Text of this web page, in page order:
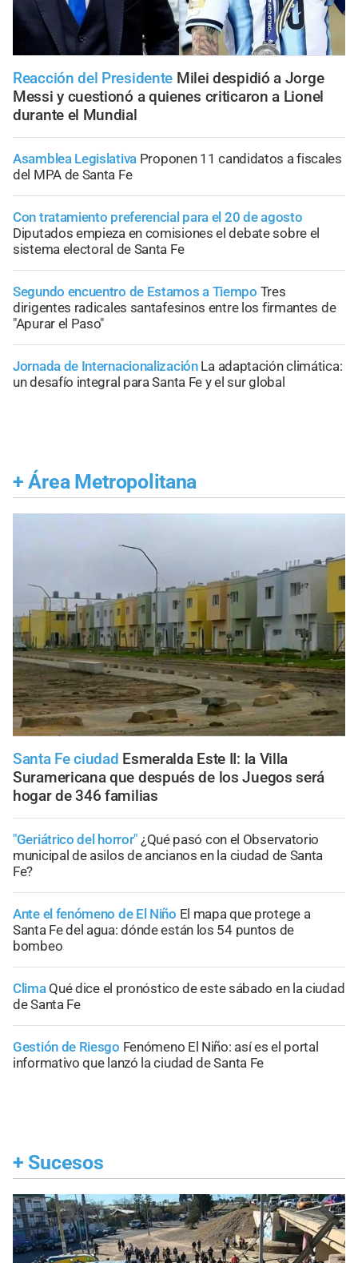
Reacción del Presidente Milei despidió a Jorge
Messi y cuestionó a quienes criticaron a Lionel
durante el Mundial
Asamblea Legislativa Proponen 11 candidatos a fiscales
del MPA de Santa Fe
Con tratamiento preferencial para el 20 de agosto
Diputados empieza en comisiones el debate sobre el
sistema electoral de Santa Fe
Segundo encuentro de Estamos a Tiempo Tres
dirigentes radicales santafesinos entre los firmantes de
"Apurar el Paso"
Jornada de Internacionalización La adaptación climática:
un desafío integral para Santa Fe y el sur global
+ Área Metropolitana
Santa Fe ciudad Esmeralda Este II: la Villa
Suramericana que después de los Juegos será
hogar de 346 familias
"Geriátrico del horror" ¿Qué pasó con el Observatorio
municipal de asilos de ancianos en la ciudad de Santa
Fe?
Ante el fenómeno de El Niño El mapa que protege a
Santa Fe del agua: dónde están los 54 puntos de
bombeo
Clima Qué dice el pronóstico de este sábado en la ciudad
de Santa Fe
Gestión de Riesgo Fenómeno El Niño: así es el portal
informativo que lanzó la ciudad de Santa Fe
+ Sucesos